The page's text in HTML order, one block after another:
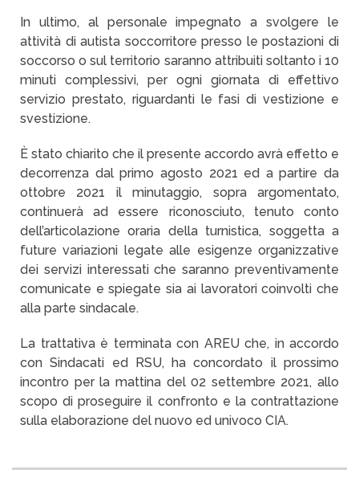
In ultimo, al personale impegnato a svolgere le
attività di autista soccorritore presso le postazioni di
soccorso o sul territorio saranno attribuiti soltanto i 10
minuti complessivi, per ogni giornata di effettivo
servizio prestato, riguardanti le fasi di vestizione e
svestizione.
È stato chiarito che il presente accordo avrà effetto e
decorrenza dal primo agosto 2021 ed a partire da
ottobre 2021 il minutaggio, sopra argomentato,
continuerà ad essere riconosciuto, tenuto conto
dell’articolazione oraria della turnistica, soggetta a
future variazioni legate alle esigenze organizzative
dei servizi interessati che saranno preventivamente
comunicate e spiegate sia ai lavoratori coinvolti che
alla parte sindacale.
La trattativa è terminata con AREU che, in accordo
con Sindacati ed RSU, ha concordato il prossimo
incontro per la mattina del 02 settembre 2021, allo
scopo di proseguire il confronto e la contrattazione
sulla elaborazione del nuovo ed univoco CIA.